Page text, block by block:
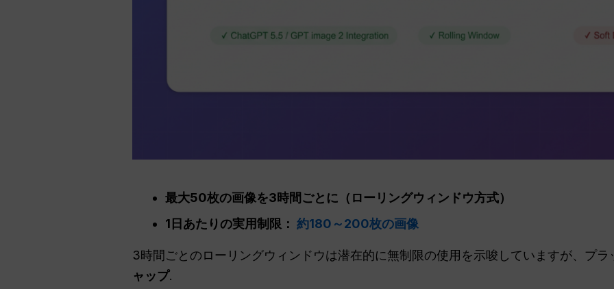
最大50枚の画像を3時間ごとに（ローリングウィンドウ方式）
1日あたりの実用制限： 約180～200枚の画像
3時間ごとのローリングウィンドウは潜在的に無制限の使用を示唆していますが、プ
ャップ.